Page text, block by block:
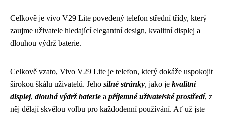
Celkově je vivo V29 Lite povedený telefon střední třídy, který
zaujme uživatele hledající elegantní design, kvalitní displej a
dlouhou výdrž baterie.
Celkově vzato, Vivo V29 Lite je telefon, který dokáže uspokojit
širokou škálu uživatelů. Jeho silné stránky, jako je kvalitní
displej, dlouhá výdrž baterie a příjemné uživatelské prostředí, z
něj dělají skvělou volbu pro každodenní používání. Ať už jste